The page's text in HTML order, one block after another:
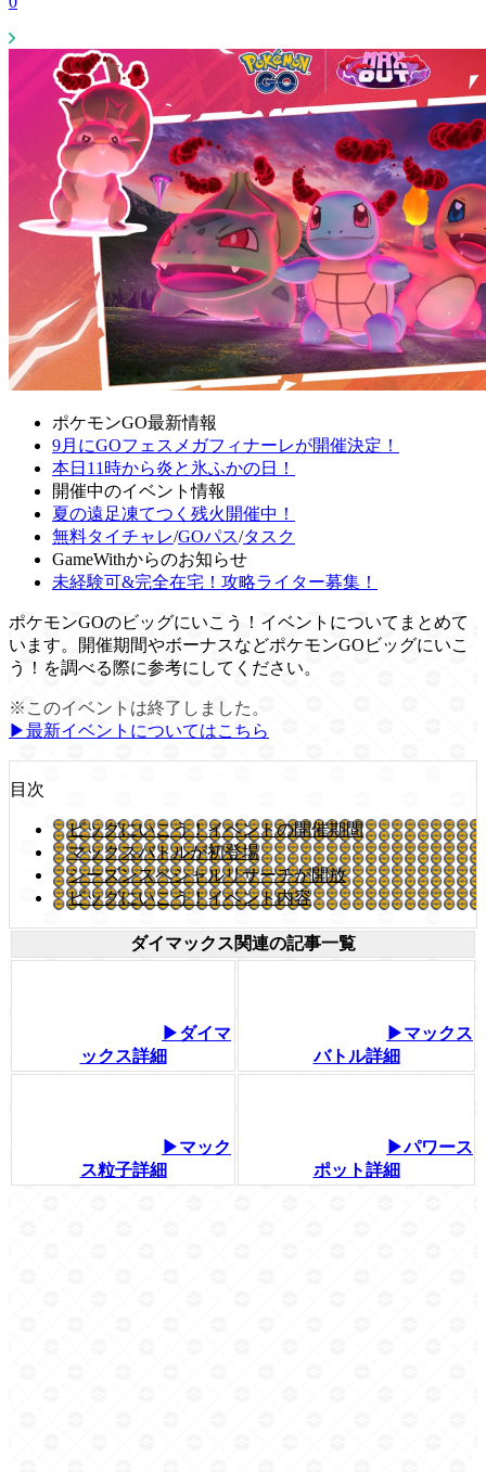
ポケモンGO最新情報
9月にGOフェスメガフィナーレが開催決定！
本日11時から炎と氷ふかの日！
開催中のイベント情報
夏の遠足凍てつく残火開催中！
無料タイチャレ/GOパス/タスク
GameWithからのお知らせ
未経験可&完全在宅！攻略ライター募集！
ポケモンGOのビッグにいこう！イベントについてまとめて
います。開催期間やボーナスなどポケモンGOビッグにいこ
う！を調べる際に参考にしてください。
※このイベントは終了しました。
▶︎最新イベントについてはこちら
目次
ビッグにいこう！イベントの開催期間
マックスバトルが初登場
シーズンスペシャルリサーチが開放
ビッグにいこう！イベント内容
ダイマックス関連の記事一覧
▶ダイマ
ックス詳細
▶マックス
バトル詳細
▶マック
ス粒子詳細
▶パワース
ポット詳細